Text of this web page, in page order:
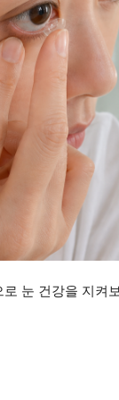
로 눈 건강을 지켜